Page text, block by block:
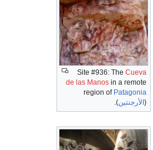
Site #936: The Cueva
de las Manos in a remote
region of Patagonia
( الأرجنتين).